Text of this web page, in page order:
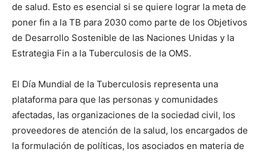
de salud. Esto es esencial si se quiere lograr la meta de
poner fin a la TB para 2030 como parte de los Objetivos
de Desarrollo Sostenible de las Naciones Unidas y la
Estrategia Fin a la Tuberculosis de la OMS.
El Día Mundial de la Tuberculosis representa una
plataforma para que las personas y comunidades
afectadas, las organizaciones de la sociedad civil, los
proveedores de atención de la salud, los encargados de
la formulación de políticas, los asociados en materia de